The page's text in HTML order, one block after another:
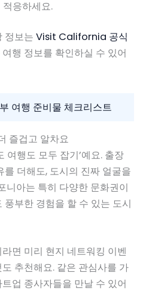
응하세요.
정보는 Visit California 공식
행 정보를 확인하실 수 있어
여행 준비물 체크리스트
즐겁고 알차요
여행도 모두 잡기’예요. 출장
더해도, 도시의 진짜 얼굴을
니아는 특히 다양한 문화권이
부한 경험을 할 수 있는 도시
면 미리 현지 네트워킹 이벤
추천해요. 같은 관심사를 가
업 종사자들을 만날 수 있어